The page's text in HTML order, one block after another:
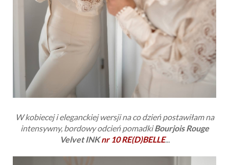
W kobiecej i eleganckiej wersji na co dzień postawiłam na
intensywny, bordowy odcieńpomadkiBourjois Rouge
Velvet INKnr 10 RE(D)BELLE...